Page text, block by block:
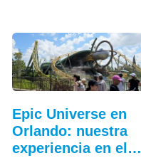
Epic Universe en
Orlando: nuestra
experiencia en el…